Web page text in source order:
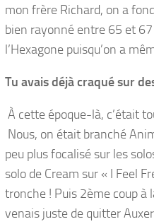
mon frère Richard, on a
bien rayonné entre 65 et
l’Hexagone puisqu’on a
Tu avais déjà craqué sur
À cette époque-là, c’était
Nous, on était branché
peu plus focalisé sur les
solo de Cream sur « I Feel
tronche ! Puis 2ème coup à
venais juste de quitter